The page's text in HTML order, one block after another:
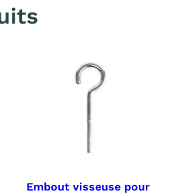
Embout visseuse pour